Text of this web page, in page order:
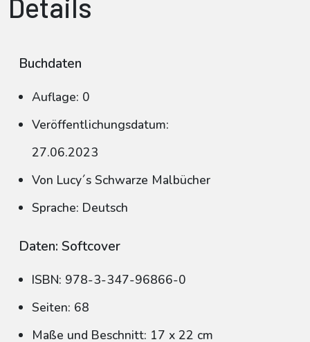
Details
Buchdaten
Auflage: 0
Veröffentlichungsdatum:
27.06.2023
Von Lucy´s Schwarze Malbücher
Sprache: Deutsch
Daten: Softcover
ISBN: 978-3-347-96866-0
Seiten: 68
Maße und Beschnitt: 17 x 22 cm